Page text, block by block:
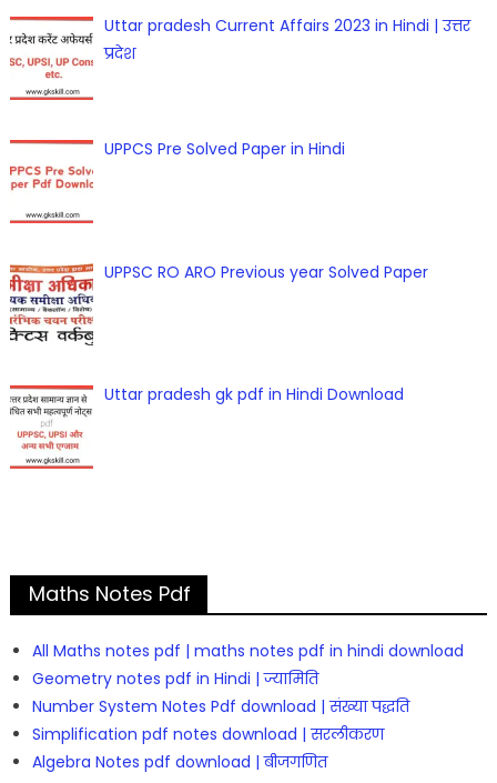
Uttar pradesh Current Affairs 2023 in Hindi | उत्तर
प्रदेश
UPPCS Pre Solved Paper in Hindi
UPPSC RO ARO Previous year Solved Paper
Uttar pradesh gk pdf in Hindi Download
Maths Notes Pdf
All Maths notes pdf | maths notes pdf in hindi download
Geometry notes pdf in Hindi | ज्यामिति
Number System Notes Pdf download | संख्या पद्धति
Simplification pdf notes download | सरलीकरण
Algebra Notes pdf download | बीजगणित